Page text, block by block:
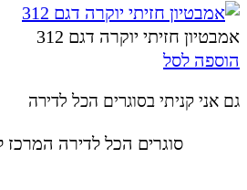
אמבטיון חזיתי יוקרה דגם 312
הוספה לסל
גם אני קניתי בסוגרים הכל לדירה